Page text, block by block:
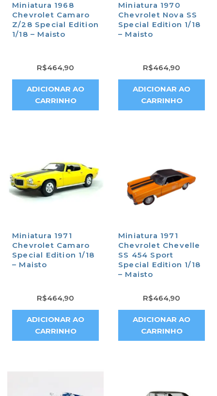
Miniatura 1968
Chevrolet Camaro
Z/28 Special Edition
1/18 – Maisto
R$464,90
ADICIONAR AO
CARRINHO
Miniatura 1970
Chevrolet Nova SS
Special Edition 1/18
– Maisto
R$464,90
ADICIONAR AO
CARRINHO
Miniatura 1971
Chevrolet Camaro
Special Edition 1/18
– Maisto
R$464,90
ADICIONAR AO
CARRINHO
Miniatura 1971
Chevrolet Chevelle
SS 454 Sport
Special Edition 1/18
– Maisto
R$464,90
ADICIONAR AO
CARRINHO